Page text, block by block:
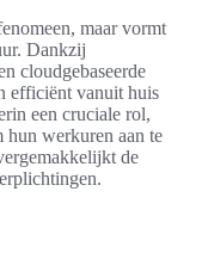
maar vormt
Dankzij
cloudgebaseerde
efficiënt vanuit huis
een cruciale rol,
hun werkuren aan te
de